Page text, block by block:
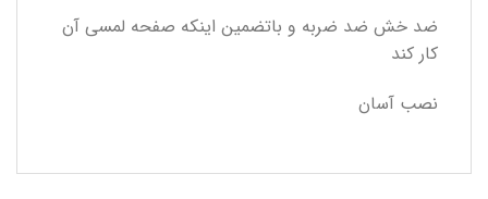
ضد خش ضد ضربه و باتضمین اینکه صفحه لمسی آن
کار کند
نصب آسان